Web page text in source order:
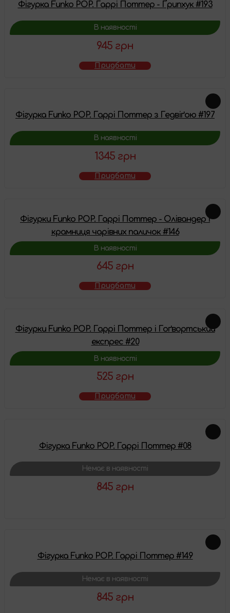
Фігурка Funko POP. Гаррі Поттер - Ґрипхук #193
В наявності
945 грн
Придбати
Фігурка Funko POP. Гаррі Поттер з Гедвіґою #197
В наявності
1345 грн
Придбати
Фігурки Funko POP. Гаррі Поттер - Олівандер і
крамниця чарівних паличок #146
В наявності
645 грн
Придбати
Фігурки Funko POP. Гаррі Поттер і Гоґвортський
експрес #20
В наявності
525 грн
Придбати
Фігурка Funko POP. Гаррі Поттер #08
Немає в наявності
845 грн
Фігурка Funko POP. Гаррі Поттер #149
Немає в наявності
845 грн